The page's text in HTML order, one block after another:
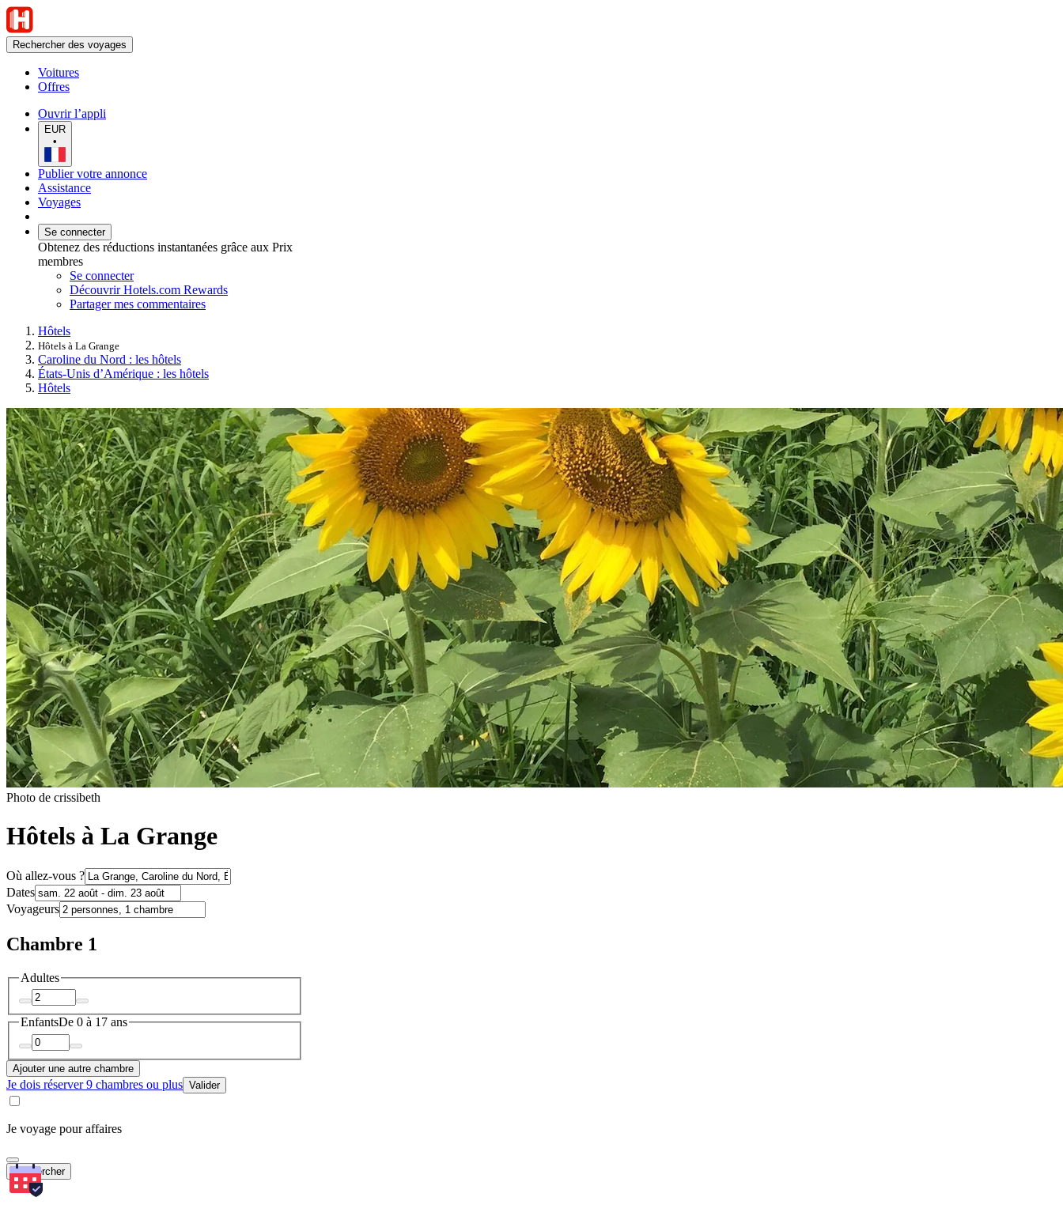
Rechercher des voyages
Voitures
Offres
Ouvrir l’appli
EUR
•
Publier votre annonce
Assistance
Voyages
Se connecter
Obtenez des réductions instantanées grâce aux Prix
membres
Se connecter
Découvrir Hotels.com Rewards
Partager mes commentaires
Hôtels
Hôtels à La Grange
Caroline du Nord : les hôtels
États-Unis d’Amérique : les hôtels
Hôtels
Photo de crissibeth
Hôtels à La Grange
Où allez-vous ?
Dates
Voyageurs
Chambre 1
Adultes
EnfantsDe 0 à 17 ans
Ajouter une autre chambre
Je dois réserver 9 chambres ou plus Valider
Je voyage pour affaires
Rechercher